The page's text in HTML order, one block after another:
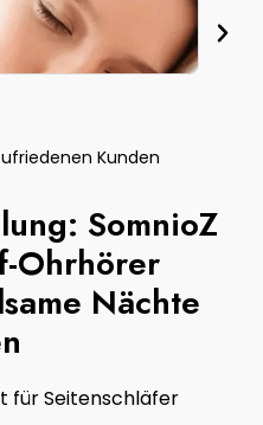
Kunden
SomnioZ
Ohrhörer
Nächte
für Seitenschläfer